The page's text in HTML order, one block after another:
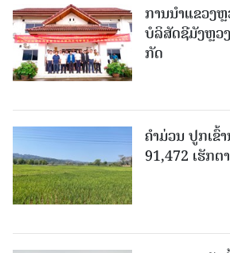
ການນຳແຂວງ
ບໍ​ລິ​ສັດຊີມັງຫຼວ
ກັດ
ຄໍາມ່ວນ ປູກເຂົ້
91,472 ເຮັກຕາ